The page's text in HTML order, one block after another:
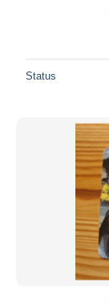
Status